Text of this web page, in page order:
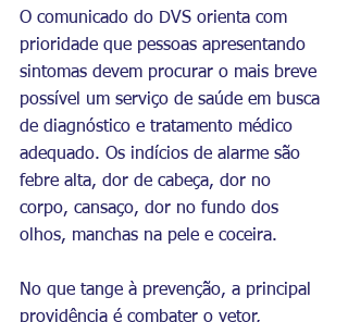
O comunicado do DVS orienta com
prioridade que pessoas apresentando
sintomas devem procurar o mais breve
possível um serviço de saúde em busca
de diagnóstico e tratamento médico
adequado. Os indícios de alarme são
febre alta, dor de cabeça, dor no
corpo, cansaço, dor no fundo dos
olhos, manchas na pele e coceira.
No que tange à prevenção, a principal
providência é combater o vetor,